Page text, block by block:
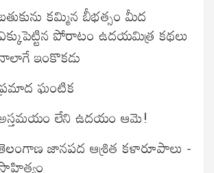
కమ్మిన బీభత్సం మీద
పోరాటం ఉదయమిత్ర కథలు
ఇంకొకడు
ఘంటిక
లేని ఉదయం ఆమె!
జానపద ఆశ్రిత కళారూపాలు -